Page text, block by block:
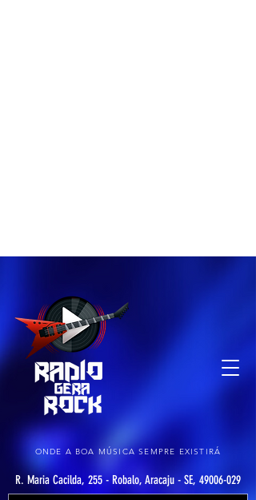
ONDE A BOA MÚSICA SEMPRE EXISTIRÁ
R. Maria Cacilda, 255 - Robalo, Aracaju - SE, 49006-029